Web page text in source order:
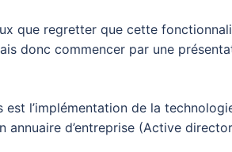
que regretter que cette
donc commencer par une
est l’implémentation de la
annuaire d’entreprise (Active